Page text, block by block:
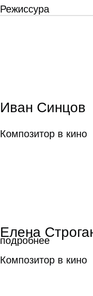
подробнее
Режиссура
Иван Синцов
Композитор в кино
Елена
Композитор в кино